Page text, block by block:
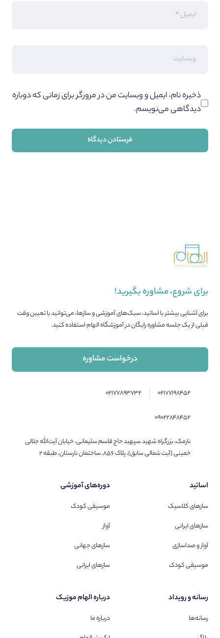
ذخیره نام، ایمیل و وبسایت من در مرورگر برای زمانی که دوباره
دیدگاهی می‌نویسم.
برای شروع، مشاوره بگیرید!
برای آشنایی بیشتر با اساتید، سبک‌های آموزشی و سازها، می‌توانید با تعیین وقت
قبلی از یک جلسه مشاوره رایگان در آموزشگاه الهام استفاده کنید.
درخواست مشاوره
۰۲۱۷۷۱۹۸۴۵۲ ۰۲۱۷۷۸۹۳۷۳۲
۰۹۰۲۲۸۴۸۴۵۲
نارمک، بزرگراه شهید سپهبد حاج قاسم سلیمانی، خیابان آیت‌الله جلالی
خمینی (آیت شمالی سابق)، پلاک ۸۵۶، ساختمان نارستان، طبقه ۲
اساتید
سازهای کلاسیک
سازهای ایرانی
آواز و صداسازی
موسیقی کودک
دوره‌های آموزشی
موسیقی کودک
آواز
سازهای جهانی
سازهای ایرانی
رسانه و رویداد
رسانه‌ها
درباره الهام موزیک
درباره ما